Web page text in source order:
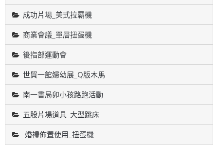
成功片場_美式拉霸機
商業會議_單層扭蛋機
後指部運動會
世貿一館婦幼展_Q版木馬
南一書局卯小孩路跑活動
五股片場道具_大型跳床
婚禮佈置使用_扭蛋機